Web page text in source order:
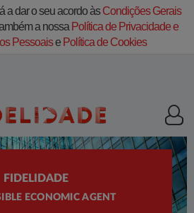
a dar o seu acordo àsCondições Gerais
a nossa Política de Privacidade e
Pessoaise Política de Cookies
FIDELIDADE
ECONOMIC AGENT